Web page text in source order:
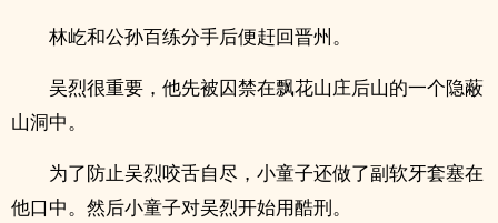
林屹和公孙百练分手后便赶回晋州。
吴烈很重要，他先被囚禁在飘花山庄后山的一个隐蔽
山洞中。
为了防止吴烈咬舌自尽，小童子还做了副软牙套塞在
他口中。然后小童子对吴烈开始用酷刑。